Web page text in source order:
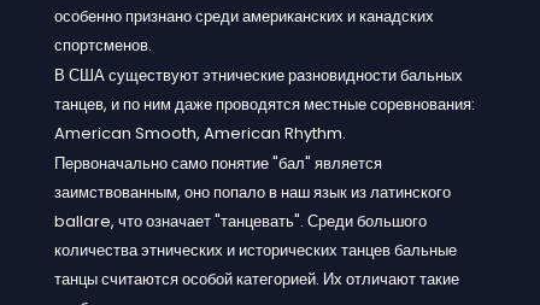
особенно признано среди американских и канадских
спортсменов.
В США существуют этнические разновидности бальных
танцев, и по ним даже проводятся местные соревнования:
American Smooth, American Rhythm.
Первоначально само понятие "бал" является
заимствованным, оно попало в наш язык из латинского
ballare, что означает "танцевать". Среди большого
количества этнических и исторических танцев бальные
танцы считаются особой категорией. Их отличают такие